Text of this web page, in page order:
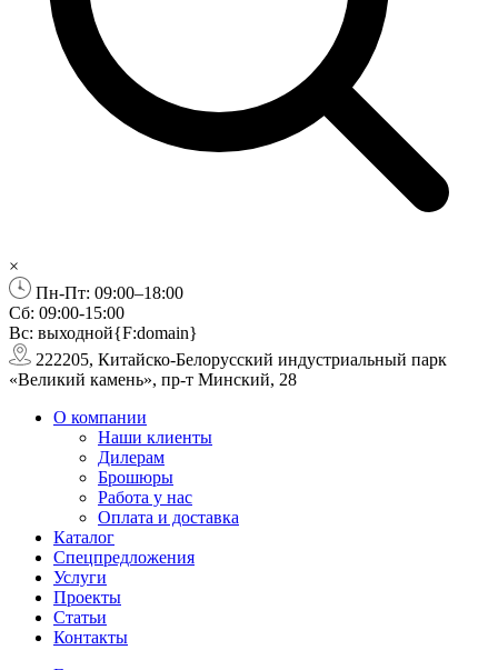
×
Пн-Пт: 09:00–18:00
Сб: 09:00-15:00
Вс: выходной{F:domain}
222205, Китайско-Белорусский индустриальный парк
«Великий камень», пр-т Минский, 28
О компании
Наши клиенты
Дилерам
Брошюры
Работа у нас
Оплата и доставка
Каталог
Спецпредложения
Услуги
Проекты
Статьи
Контакты